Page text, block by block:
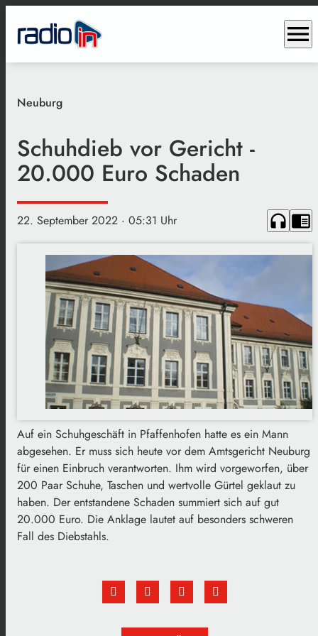
menu
Neuburg
Schuhdieb vor Gericht -
20.000 Euro Schaden
22. September 2022 · 05:31 Uhr headphones chrome_reader_mode
Auf ein Schuhgeschäft in Pfaffenhofen hatte es ein Mann
abgesehen. Er muss sich heute vor dem Amtsgericht Neuburg
für einen Einbruch verantworten. Ihm wird vorgeworfen, über
200 Paar Schuhe, Taschen und wertvolle Gürtel geklaut zu
haben. Der entstandene Schaden summiert sich auf gut
20.000 Euro. Die Anklage lautet auf besonders schweren
Fall des Diebstahls.